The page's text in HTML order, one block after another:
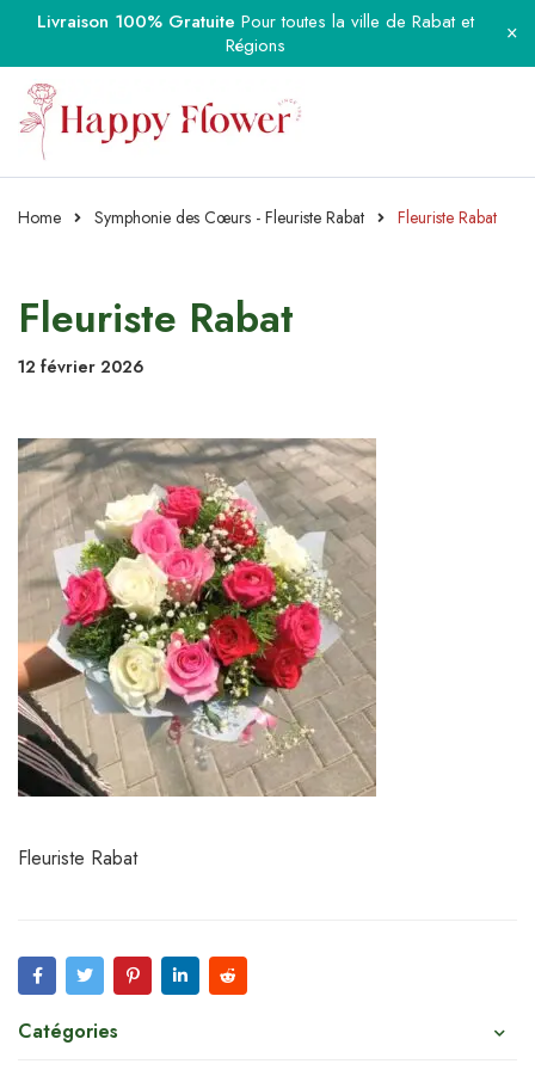
Livraison 100% Gratuite Pour toutes la ville de Rabat et
Régions
Home Symphonie des Cœurs - Fleuriste Rabat Fleuriste Rabat
Fleuriste Rabat
12 février 2026
Fleuriste Rabat
Catégories